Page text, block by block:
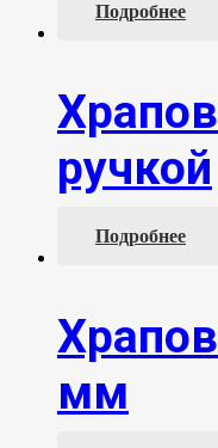
Подробнее
ручкой
Подробнее
мм